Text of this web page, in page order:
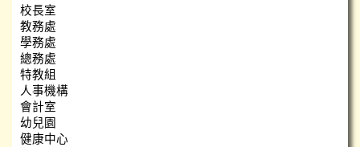
校長室
教務處
學務處
總務處
特教組
人事機構
會計室
幼兒園
健康中心